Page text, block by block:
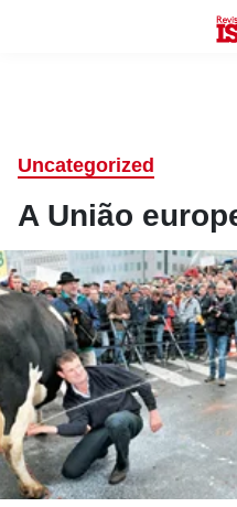
Uncategorized
A União